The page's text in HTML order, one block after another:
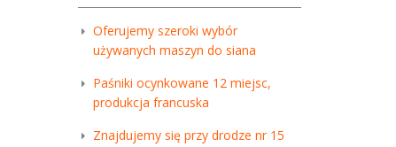
Oferujemy szeroki wybór
używanych maszyn do siana
Paśniki ocynkowane 12 miejsc,
produkcja francuska
Znajdujemy się przy drodze nr 15